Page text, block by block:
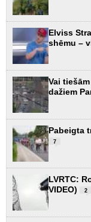
Elviss
shēmu –
Vai
dažiem
Pabeigta
7
LVRTC:
VIDEO)
2